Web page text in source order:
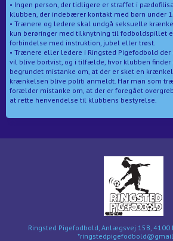
• Ingen person, der tidligere er straffet i
klubben, der indebærer kontakt med børn under
• Trænere og ledere skal undgå seksuelle
kun berøringer med tilknytning til fodboldspillet
forbindelse med instruktion, jubel eller trøst.
• Trænere eller ledere i Ringsted Pigefodbold
vil blive bortvist, og i tilfælde, hvor klubben finder
begrundet mistanke om, at der er sket en
krænkelsen blive politi anmeldt. Har man som
forælder mistanke om, at der er foregået
at rette henvendelse til klubbens bestyrelse.
Ringsted Pigefodbold, Anlægsvej 15B, 4100